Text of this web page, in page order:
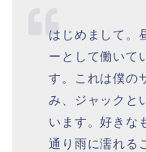
はじめまして。
ーとして働いて
す。これは僕の
み、ジャックと
います。好きな
通り雨に濡れる